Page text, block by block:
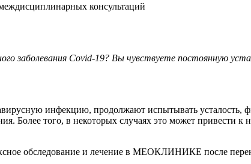
консультаций
заболевания Covid-19? Вы чувствуете постоянную
инфекцию, продолжают испытывать усталость,
Более того, в некоторых случаях это может привести
обследование и лечение в МЕОКЛИНИКЕ после